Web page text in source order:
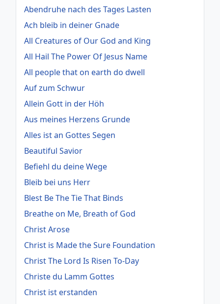
Abendruhe nach des Tages Lasten
Ach bleib in deiner Gnade
All Creatures of Our God and King
All Hail The Power Of Jesus Name
All people that on earth do dwell
Auf zum Schwur
Allein Gott in der Höh
Aus meines Herzens Grunde
Alles ist an Gottes Segen
Beautiful Savior
Befiehl du deine Wege
Bleib bei uns Herr
Blest Be The Tie That Binds
Breathe on Me, Breath of God
Christ Arose
Christ is Made the Sure Foundation
Christ The Lord Is Risen To-Day
Christe du Lamm Gottes
Christ ist erstanden